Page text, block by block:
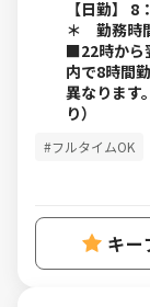
【日勤】
＊ 勤務時
■22時から
内で8時間
異なります
り）
#フルタイムOK
キー